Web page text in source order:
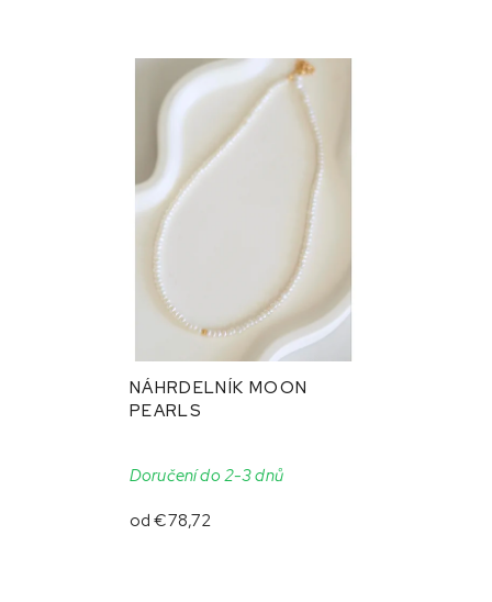
NÁHRDELNÍK MOON
PEARLS
Doručení do 2-3 dnů
od €78,72